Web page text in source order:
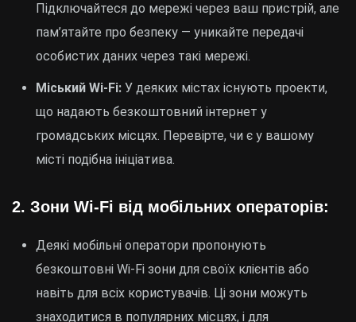
Підключайтеся до мережі через ваш пристрій, але
пам’ятайте про безпеку — уникайте передачі
особистих даних через такі мережі.
Міський Wi-Fi: У деяких містах існують проекти,
що надають безкоштовний інтернет у
громадських місцях. Перевірте, чи є у вашому
місті подібна ініціатива.
2. Зони Wi-Fi від мобільних операторів:
Деякі мобільні оператори пропонують
безкоштовні Wi-Fi зони для своїх клієнтів або
навіть для всіх користувачів. Ці зони можуть
знаходитися в популярних місцях, і для